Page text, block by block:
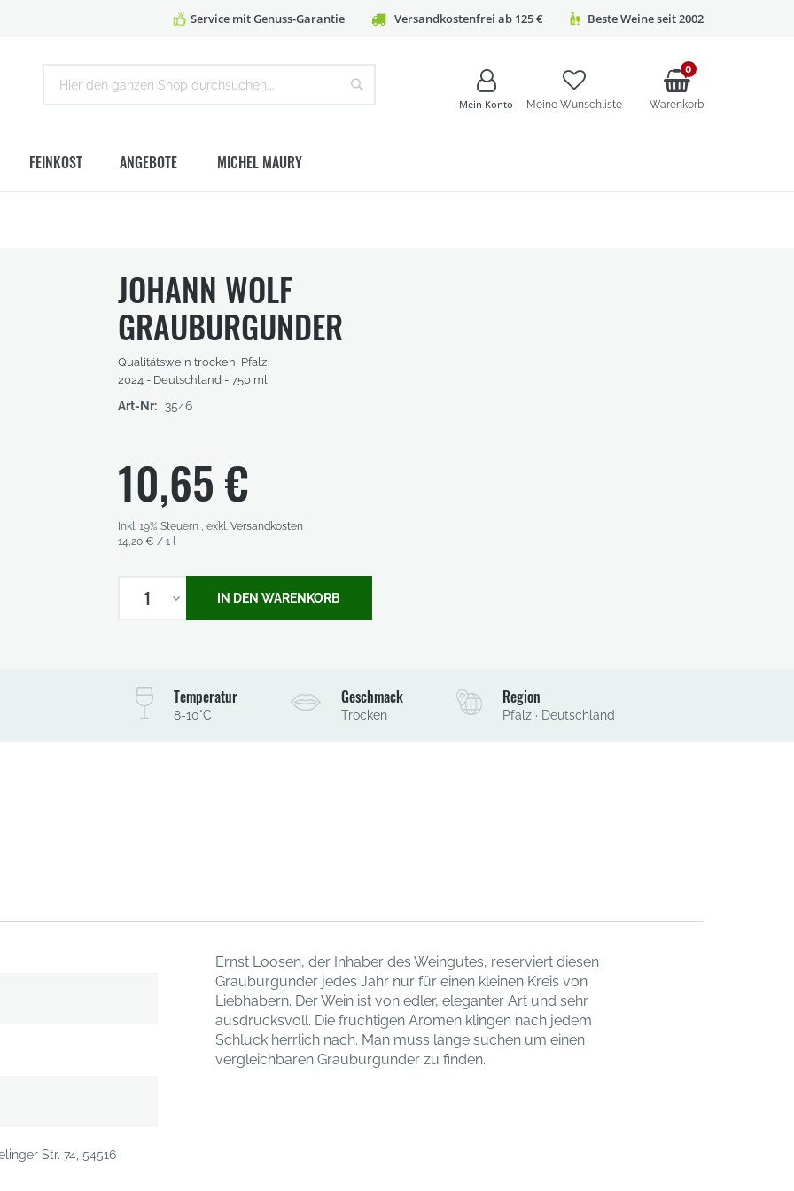
Service mit Genuss-Garantie Versandkostenfrei ab 125 € Beste Weine seit 2002
0
Warenkorb
Meine Wunschliste
Mein Konto
FEINKOST ANGEBOTE MICHEL MAURY
JOHANN WOLF
GRAUBURGUNDER
Qualitätswein trocken, Pfalz
2024 - Deutschland - 750 ml
Art-Nr: 3546
10,65 €
Inkl. 19% Steuern , exkl. Versandkosten
14,20 € / 1 l
1 IN DEN WARENKORB
Temperatur
8-10°C
Geschmack
Trocken
Region
Pfalz · Deutschland
Str. 74, 54516
Ernst Loosen, der Inhaber des Weingutes, reserviert diesen
Grauburgunder jedes Jahr nur für einen kleinen Kreis von
Liebhabern. Der Wein ist von edler, eleganter Art und sehr
ausdrucksvoll. Die fruchtigen Aromen klingen nach jedem
Schluck herrlich nach. Man muss lange suchen um einen
vergleichbaren Grauburgunder zu finden.